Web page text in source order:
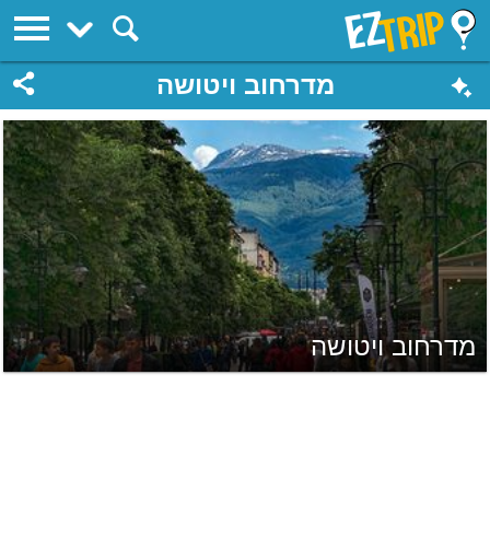
EZTrip
מדרחוב ויטושה
מדרחוב ויטושה